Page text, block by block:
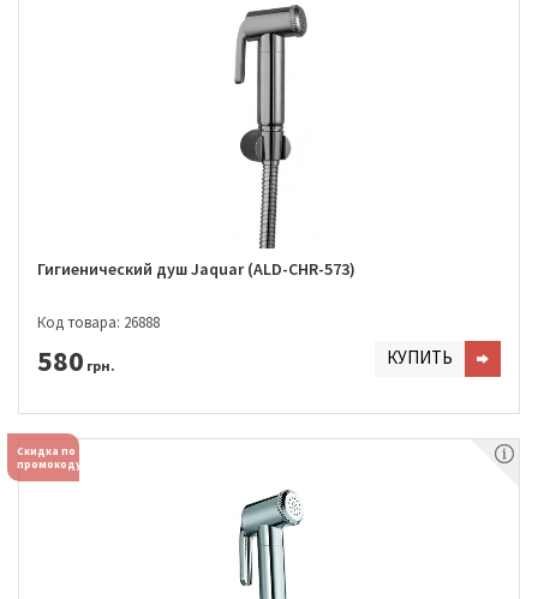
Гигиенический душ Jaquar (ALD-CHR-573)
Код товара: 26888
580 грн. КУПИТЬ
Скидка по
промокоду